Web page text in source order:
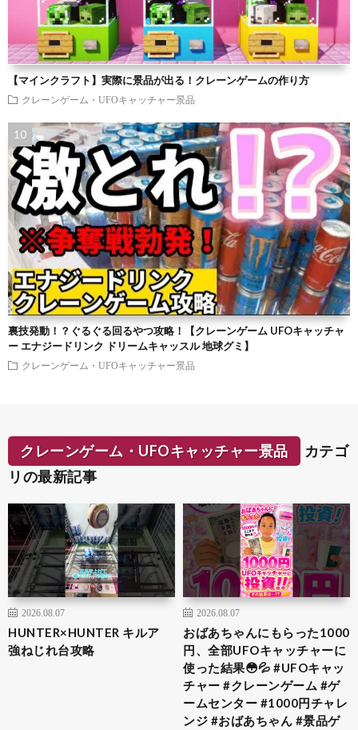
【マインクラフト】実際に景品が出る！クレーンゲームの作り方
クレーンゲーム・UFOキャッチャー景品
裏技発動！？ぐるぐる回るやつ攻略！【クレーンゲーム UFOキャッチャ
ー エナジードリンク ドリームキャッスル 地球グミ】
クレーンゲーム・UFOキャッチャー景品
クレーンゲーム・UFOキャッチャー景品
カテゴ
リの最新記事
2026.08.07
HUNTER×HUNTER キルア
強ねじれ台攻略
2026.08.07
おばあちゃんにもらった1000
円、全部UFOキャッチャーに
使った結果😳💦 #UFOキャッ
チャー #クレーンゲーム #ゲ
ームセンター #1000円チャレ
ンジ #おばあちゃん #景品ゲ